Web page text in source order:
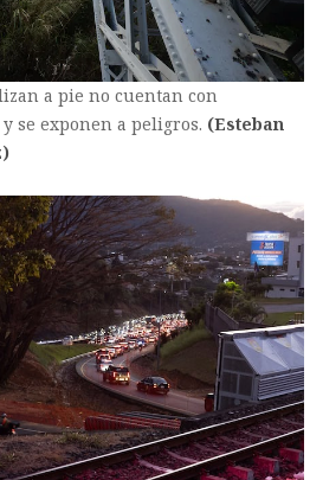
a pie no cuentan con
se exponen a peligros. (Esteban